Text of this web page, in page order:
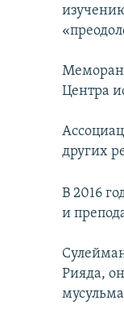
Центра
других
В 2016
и
Рияда,